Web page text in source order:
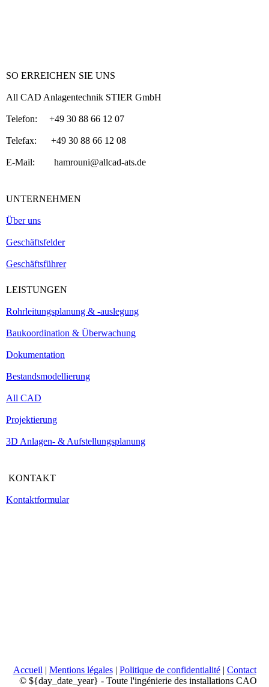
SO ERREICHEN SIE UNS
All CAD Anlagentechnik STIER GmbH
Telefon: +49 30 88 66 12 07
Telefax: +49 30 88 66 12 08
E-Mail: hamrouni@allcad-ats.de
UNTERNEHMEN
Über uns
Geschäftsfelder
Geschäftsführer
LEISTUNGEN
Rohrleitungsplanung & -auslegung
Baukoordination & Überwachung
Dokumentation
Bestandsmodellierung
All CAD
Projektierung
3D Anlagen- & Aufstellungsplanung
KONTAKT
Kontaktformular
Accueil | Mentions légales| Politique de confidentialité| Contact
© ${day_date_year} - Toute l'ingénierie des installations CAO